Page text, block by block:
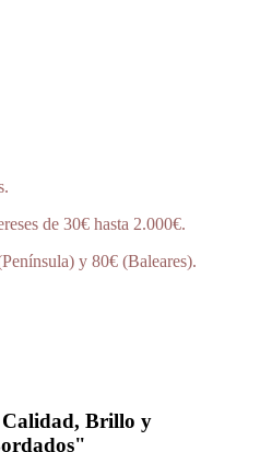
de 30€ hasta 2.000€.
y 80€ (Baleares).
Brillo y